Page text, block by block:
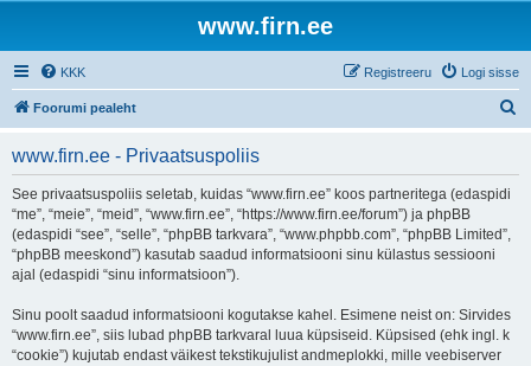
www.firn.ee
KKK Logi sisse
Registreeru
Foorumi pealeht
www.firn.ee - Privaatsuspoliis
See privaatsuspoliis seletab, kuidas “www.firn.ee” koos partneritega (edaspidi
“me”, “meie”, “meid”, “www.firn.ee”, “https://www.firn.ee/forum”) ja phpBB
(edaspidi “see”, “selle”, “phpBB tarkvara”, “www.phpbb.com”, “phpBB Limited”,
“phpBB meeskond”) kasutab saadud informatsiooni sinu külastus sessiooni
ajal (edaspidi “sinu informatsioon”).
Sinu poolt saadud informatsiooni kogutakse kahel. Esimene neist on: Sirvides
“www.firn.ee”, siis lubad phpBB tarkvaral luua küpsiseid. Küpsised (ehk ingl. k
“cookie”) kujutab endast väikest tekstikujulist andmeplokki, mille veebiserver